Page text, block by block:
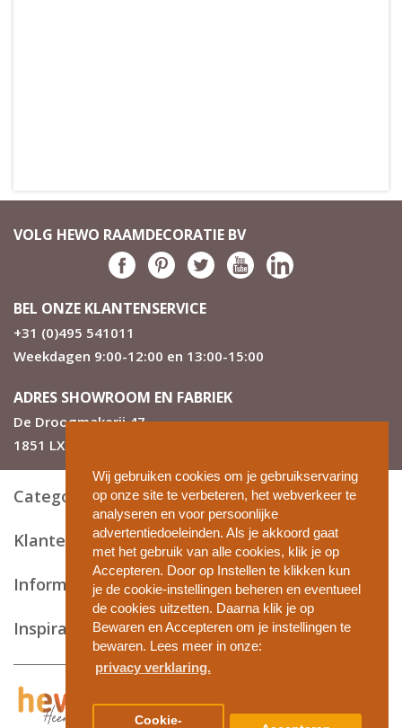
Wij gebruiken cookies om je gebruikservaring
op onze site te verbeteren, het webverkeer te
analyseren en voor persoonlijke
advertentiedoeleinden. Als je akkoord gaat
met het gebruik van alle cookies, klik je op
Accepteren. Door op Instellen te klikken kun
je de cookie-instellingen beheren en eventueel
de cookies uitzetten. Daarna klik je op
Bewaren en Accepteren om je instellingen te
bewaren. Lees meer in onze:
privacy verklaring.
Cookie-
VOLG HEWO RAAMDECORATIE BV
BEL ONZE KLANTENSERVICE
+31 (0)495 541011
Weekdagen 9:00-12:00 en 13:00-15:00
ADRES SHOWROOM EN FABRIEK
De Droogmakerij 47
1851 LX Heiloo
Categorieën
Klantenservice
Informatie en tips
Inspiratie
Privacy en cookies